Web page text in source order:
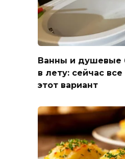
Ванны и душевые
в лету: сейчас
этот вариант